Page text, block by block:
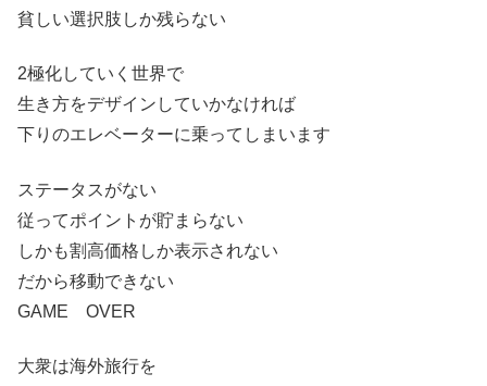
貧しい選択肢しか残らない
2極化していく世界で
生き方をデザインしていかなければ
下りのエレベーターに乗ってしまいます
ステータスがない
従ってポイントが貯まらない
しかも割高価格しか表示されない
だから移動できない
GAME OVER
大衆は海外旅行を